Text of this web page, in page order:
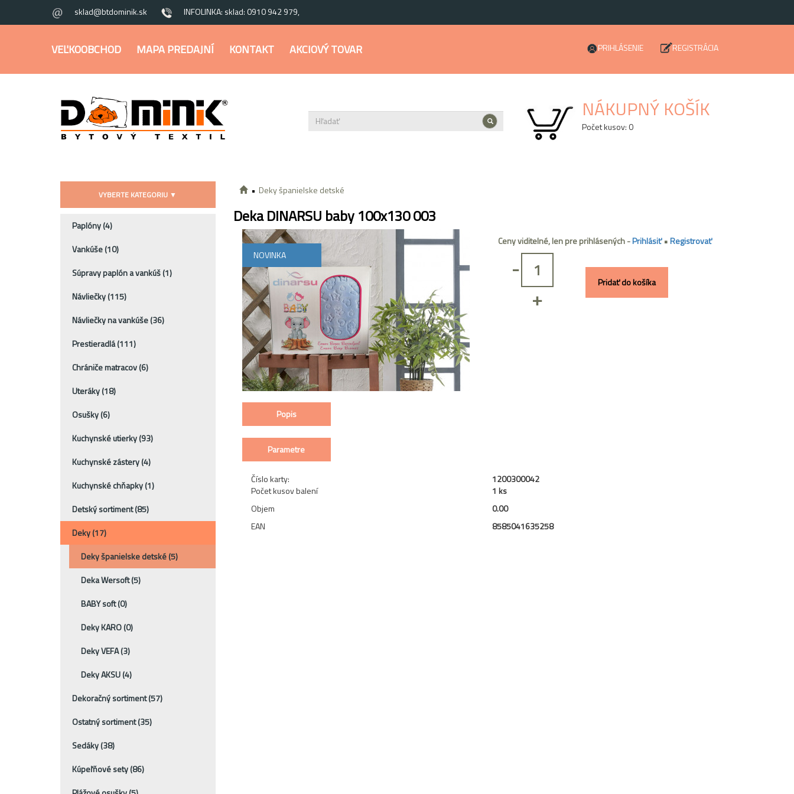
sklad@btdominik.sk INFOLINKA: sklad: 0910 942 979,
VEĽKOOBCHOD MAPA PREDAJNÍ KONTAKT AKCIOVÝ TOVAR PRIHLÁSENIE REGISTRÁCIA
NÁKUPNÝ KOŠÍK
Počet kusov: 0
VYBERTE KATEGORIU ▼
Paplóny(4)
Vankúše(10)
Súpravy paplón a vankúš(1)
Návliečky(115)
Návliečky na vankúše(36)
Prestieradlá(111)
Chrániče matracov(6)
Uteráky(18)
Osušky(6)
Kuchynské utierky(93)
Kuchynské zástery(4)
Kuchynské chňapky(1)
Detský sortiment(85)
Deky(17)
Deky španielske detské(5)
Deka Wersoft(5)
BABY soft(0)
Deky KARO(0)
Deky VEFA(3)
Deky AKSU(4)
Dekoračný sortiment(57)
Ostatný sortiment(35)
Sedáky(38)
Kúpeľňové sety(86)
Deky španielske detské
Deka DINARSU baby 100x130 003
NOVINKA
Ceny viditelné, len pre prihlásených -Prihlásiť•Registrovať
-
+
Pridať do košíka
Popis
Parametre
Číslo karty:
1200300042
Počet kusov balení
1 ks
Objem
0.00
EAN
8585041635258